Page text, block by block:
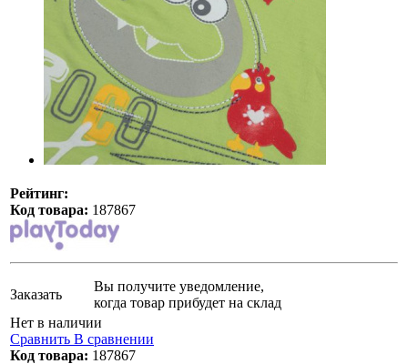
Рейтинг:
Код товара: 187867
Заказать
Вы получите уведомление,
когда товар прибудет на склад
Нет в наличии
Сравнить В сравнении
Код товара: 187867